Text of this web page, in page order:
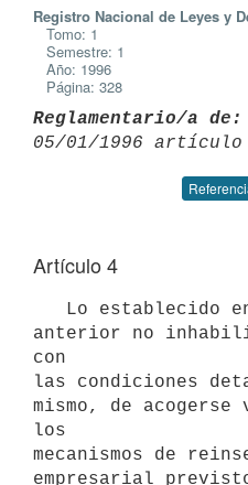
Registro Nacional de Leyes y
Tomo: 1
Semestre: 1
Año: 1996
Página: 328
Reglamentario/a de:
05/01/1996 artículo
Artículo 4
anterior no
con
las condiciones
mismo, de acogerse
los
mecanismos de
empresarial